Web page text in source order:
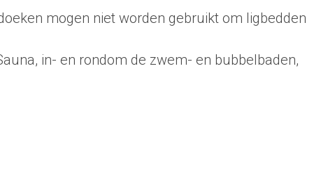
mogen niet worden gebruikt om ligbedden
in- en rondom de zwem- en bubbelbaden,